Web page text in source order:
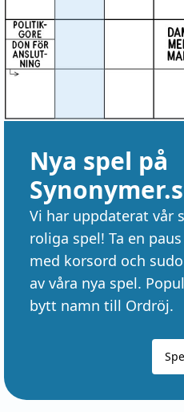
Nya spel på
Vi har uppdaterat vår
roliga spel! Ta en
med korsord och
av våra nya spel.
bytt namn till Ordröj.